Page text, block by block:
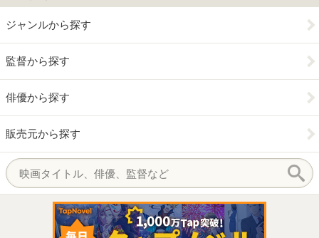
ジャンルから探す
監督から探す
俳優から探す
販売元から探す